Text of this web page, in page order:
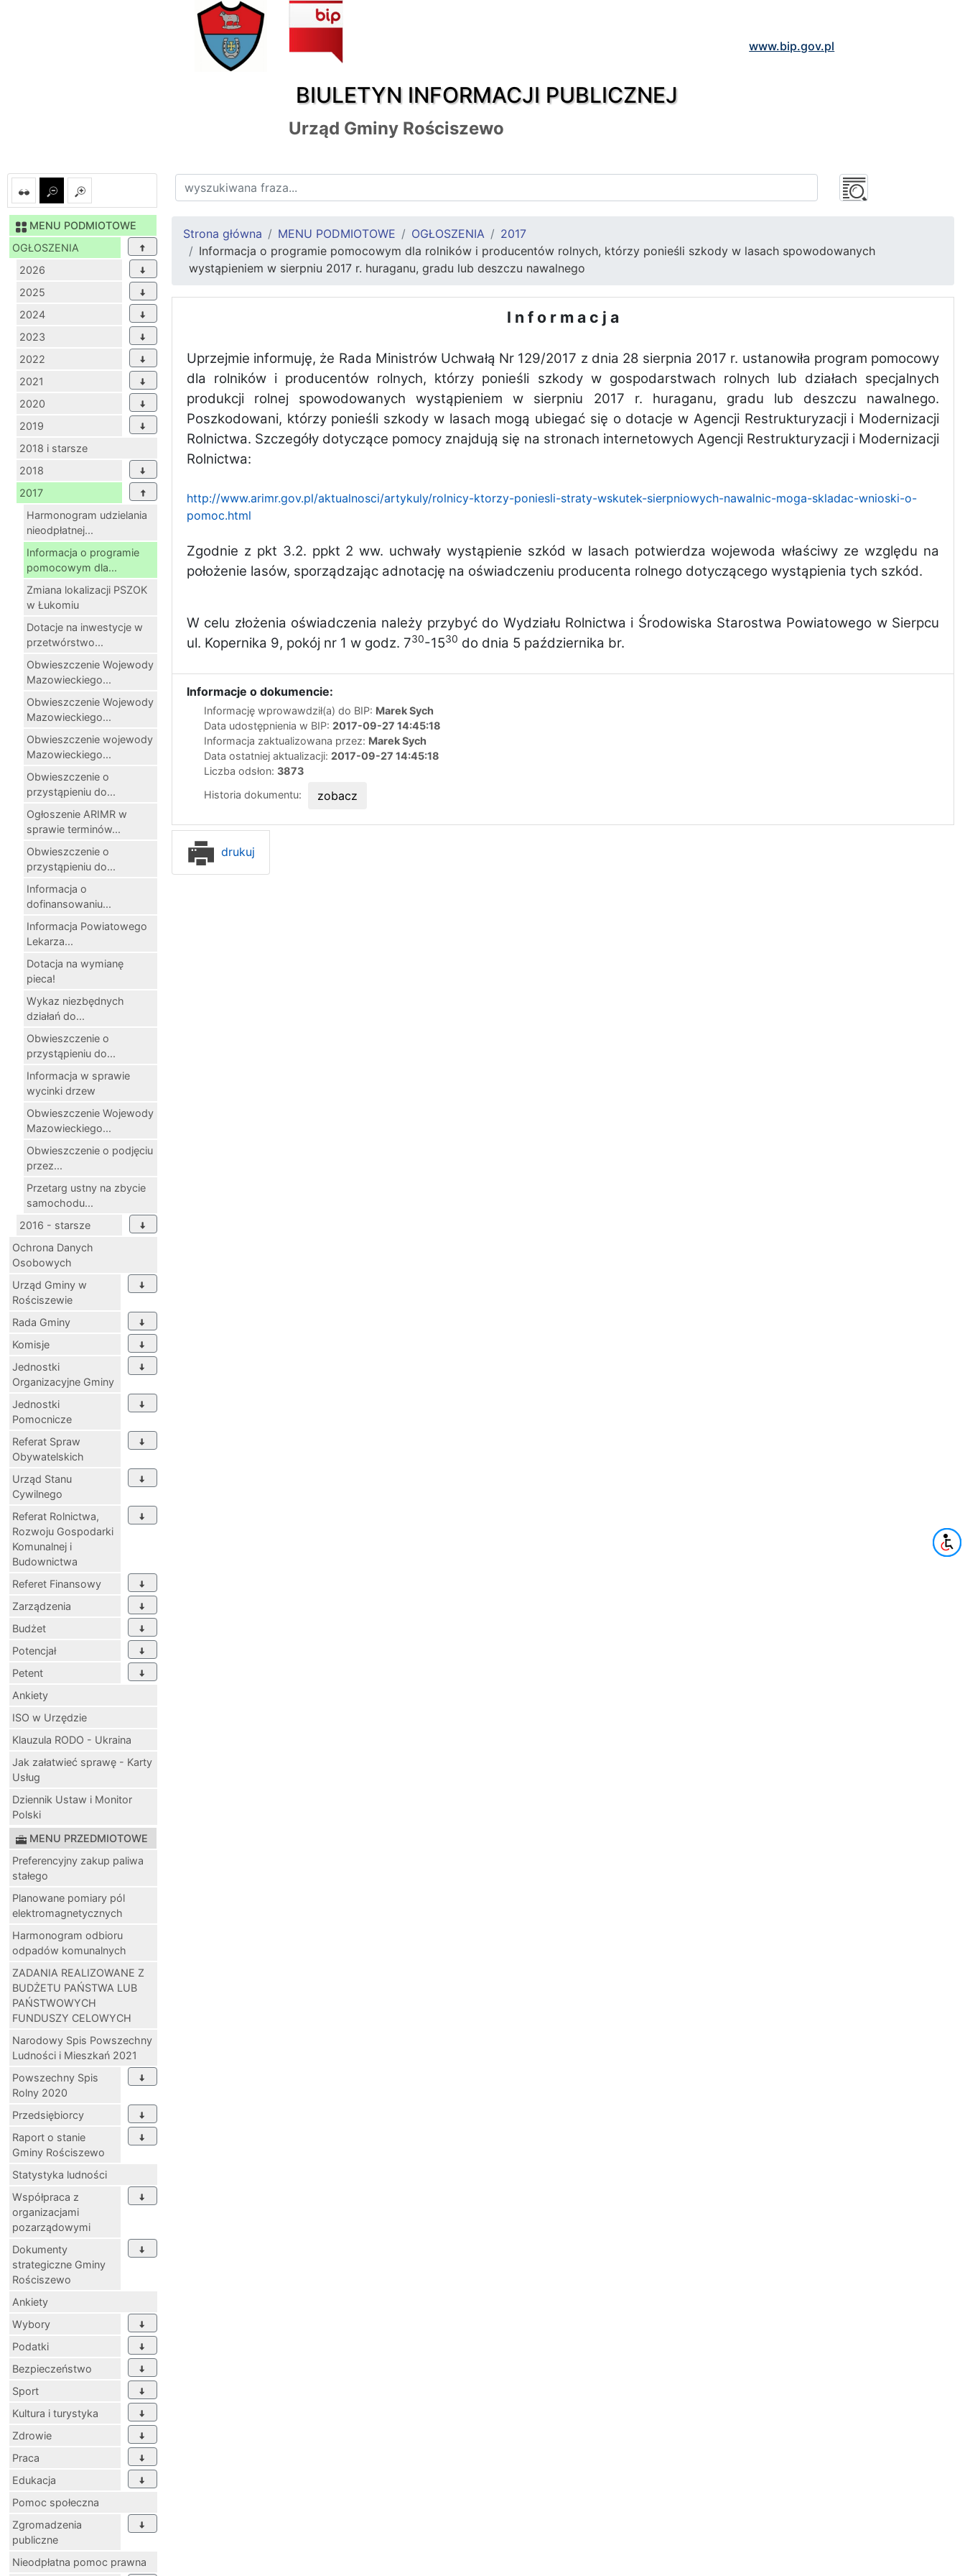
BIULETYN INFORMACJI PUBLICZNEJ
www.bip.gov.pl
Urząd Gminy Rościszewo
MENU PODMIOTOWE
OGŁOSZENIA
2026
2025
2024
2023
2022
2021
2020
2019
2018 i starsze
2018
2017
Harmonogram udzielania
nieodpłatnej...
Informacja o programie
pomocowym dla...
Zmiana lokalizacji PSZOK
w Łukomiu
Dotacje na inwestycje w
przetwórstwo...
Obwieszczenie Wojewody
Mazowieckiego...
Obwieszczenie Wojewody
Mazowieckiego...
Obwieszczenie wojewody
Mazowieckiego...
Obwieszczenie o
przystąpieniu do...
Ogłoszenie ARIMR w
sprawie terminów...
Obwieszczenie o
przystąpieniu do...
Informacja o
dofinansowaniu...
Informacja Powiatowego
Lekarza...
Dotacja na wymianę
pieca!
Wykaz niezbędnych
działań do...
Obwieszczenie o
przystąpieniu do...
Informacja w sprawie
wycinki drzew
Obwieszczenie Wojewody
Mazowieckiego...
Obwieszczenie o podjęciu
przez...
Przetarg ustny na zbycie
samochodu...
2016 - starsze
Ochrona Danych
Osobowych
Urząd Gminy w
Rościszewie
Rada Gminy
Komisje
Jednostki
Organizacyjne Gminy
Jednostki
Pomocnicze
Referat Spraw
Obywatelskich
Urząd Stanu
Cywilnego
Referat Rolnictwa,
Rozwoju Gospodarki
Komunalnej i
Budownictwa
Referet Finansowy
Zarządzenia
Budżet
Potencjał
Petent
Ankiety
ISO w Urzędzie
Klauzula RODO - Ukraina
Jak załatwieć sprawę - Karty
Usług
Dziennik Ustaw i Monitor
Polski
MENU PRZEDMIOTOWE
Preferencyjny zakup paliwa
stałego
Planowane pomiary pól
elektromagnetycznych
Harmonogram odbioru
odpadów komunalnych
ZADANIA REALIZOWANE Z
BUDŻETU PAŃSTWA LUB
PAŃSTWOWYCH
FUNDUSZY CELOWYCH
Narodowy Spis Powszechny
Ludności i Mieszkań 2021
Powszechny Spis
Rolny 2020
Przedsiębiorcy
Raport o stanie
Gminy Rościszewo
Statystyka ludności
Współpraca z
organizacjami
pozarządowymi
Dokumenty
strategiczne Gminy
Rościszewo
Ankiety
Wybory
Podatki
Bezpieczeństwo
Sport
Kultura i turystyka
Zdrowie
Praca
Edukacja
Pomoc społeczna
Zgromadzenia
publiczne
Nieodpłatna pomoc prawna
Strona główna MENU PODMIOTOWE OGŁOSZENIA
2017
Informacja o programie pomocowym dla rolników i producentów rolnych, którzy ponieśli szkody w lasach spowodowanych
wystąpieniem w sierpniu 2017 r. huraganu, gradu lub deszczu nawalnego
I n f o r m a c j a
Uprzejmie informuję, że Rada Ministrów Uchwałą Nr 129/2017 z dnia 28 sierpnia 2017 r. ustanowiła program pomocowy
dla rolników i producentów rolnych, którzy ponieśli szkody w gospodarstwach rolnych lub działach specjalnych
produkcji rolnej spowodowanych wystąpieniem w sierpniu 2017 r. huraganu, gradu lub deszczu nawalnego.
Poszkodowani, którzy ponieśli szkody w lasach mogą ubiegać się o dotacje w Agencji Restrukturyzacji i Modernizacji
Rolnictwa. Szczegóły dotyczące pomocy znajdują się na stronach internetowych Agencji Restrukturyzacji i Modernizacji
Rolnictwa:
http://www.arimr.gov.pl/aktualnosci/artykuly/rolnicy-ktorzy-poniesli-straty-wskutek-sierpniowych-nawalnic-moga-skladac-wnioski-o-
pomoc.html
Zgodnie z pkt 3.2. ppkt 2 ww. uchwały wystąpienie szkód w lasach potwierdza wojewoda właściwy ze względu na
położenie lasów, sporządzając adnotację na oświadczeniu producenta rolnego dotyczącego wystąpienia tych szkód.
W celu złożenia oświadczenia należy przybyć do Wydziału Rolnictwa i Środowiska Starostwa Powiatowego w Sierpcu
ul. Kopernika 9, pokój nr 1 w godz. 730-1530 do dnia 5 października br.
Informacje o dokumencie:
Informację wprowawdził(a) do BIP: Marek Sych
Data udostępnienia w BIP: 2017-09-27 14:45:18
Informacja zaktualizowana przez: Marek Sych
Data ostatniej aktualizacji: 2017-09-27 14:45:18
Liczba odsłon: 3873
Historia dokumentu:
zobacz
drukuj